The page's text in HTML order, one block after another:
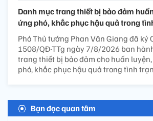
Danh mục trang thiết bị bảo đảm
ứng phó, khắc phục hậu quả trong
Phó Thủ tướng Phan Văn Giang đã ký
1508/QĐ-TTg ngày 7/8/2026 ban
trang thiết bị bảo đảm cho huấn
phó, khắc phục hậu quả trong tình
Bạn đọc quan tâm